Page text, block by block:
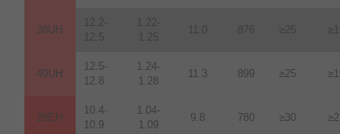
38UH
12.2-
12.5
1.22-
1.25
11.0 876 ≥25
40UH
12.5-
12.8
1.24-
1.28
11.3 899 ≥25
28EH
10.4-
10.9
1.04-
1.09
9.8 780 ≥30